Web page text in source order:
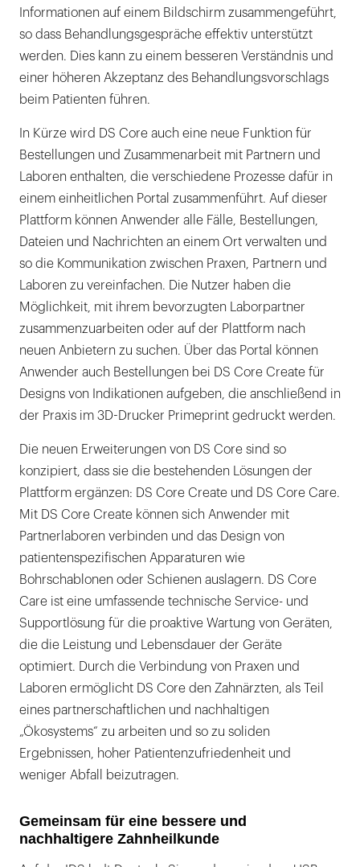
Informationen auf einem Bildschirm zusammengeführt,
so dass Behandlungsgespräche effektiv unterstützt
werden. Dies kann zu einem besseren Verständnis und
einer höheren Akzeptanz des Behandlungsvorschlags
beim Patienten führen.
In Kürze wird DS Core auch eine neue Funktion für
Bestellungen und Zusammenarbeit mit Partnern und
Laboren enthalten, die verschiedene Prozesse dafür in
einem einheitlichen Portal zusammenführt. Auf dieser
Plattform können Anwender alle Fälle, Bestellungen,
Dateien und Nachrichten an einem Ort verwalten und
so die Kommunikation zwischen Praxen, Partnern und
Laboren zu vereinfachen. Die Nutzer haben die
Möglichkeit, mit ihrem bevorzugten Laborpartner
zusammenzuarbeiten oder auf der Plattform nach
neuen Anbietern zu suchen. Über das Portal können
Anwender auch Bestellungen bei DS Core Create für
Designs von Indikationen aufgeben, die anschließend in
der Praxis im 3D-Drucker Primeprint gedruckt werden.
Die neuen Erweiterungen von DS Core sind so
konzipiert, dass sie die bestehenden Lösungen der
Plattform ergänzen: DS Core Create und DS Core Care.
Mit DS Core Create können sich Anwender mit
Partnerlaboren verbinden und das Design von
patientenspezifischen Apparaturen wie
Bohrschablonen oder Schienen auslagern. DS Core
Care ist eine umfassende technische Service- und
Supportlösung für die proaktive Wartung von Geräten,
die die Leistung und Lebensdauer der Geräte
optimiert. Durch die Verbindung von Praxen und
Laboren ermöglicht DS Core den Zahnärzten, als Teil
eines partnerschaftlichen und nachhaltigen
„Ökosystems“ zu arbeiten und so zu soliden
Ergebnissen, hoher Patientenzufriedenheit und
weniger Abfall beizutragen.
Gemeinsam für eine bessere und
nachhaltigere Zahnheilkunde